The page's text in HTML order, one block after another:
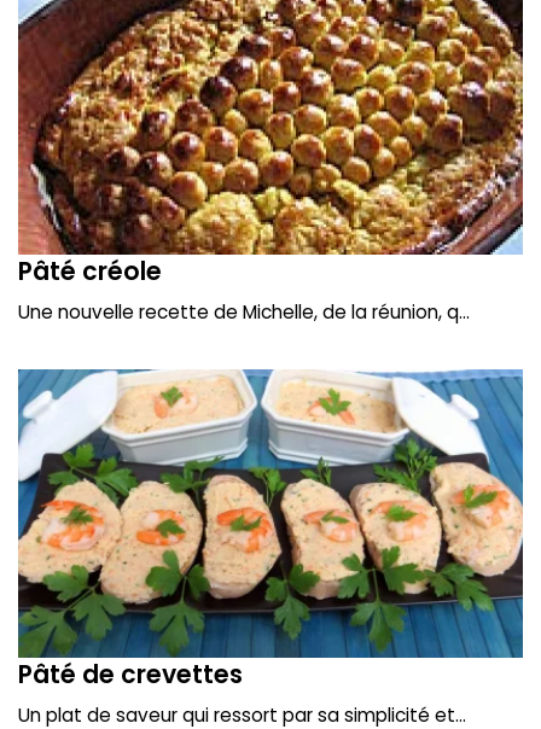
Pâté créole
Une nouvelle recette de Michelle, de la réunion, q...
Pâté de crevettes
Un plat de saveur qui ressort par sa simplicité et...